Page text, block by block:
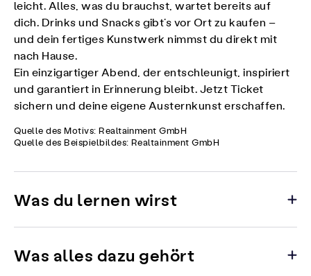
leicht. Alles, was du brauchst, wartet bereits auf
dich. Drinks und Snacks gibt’s vor Ort zu kaufen –
und dein fertiges Kunstwerk nimmst du direkt mit
nach Hause.
Ein einzigartiger Abend, der entschleunigt, inspiriert
und garantiert in Erinnerung bleibt. Jetzt Ticket
sichern und deine eigene Austernkunst erschaffen.
Quelle des Motivs: Realtainment GmbH
Quelle des Beispielbildes: Realtainment GmbH
Was du lernen wirst
Was alles dazu gehört